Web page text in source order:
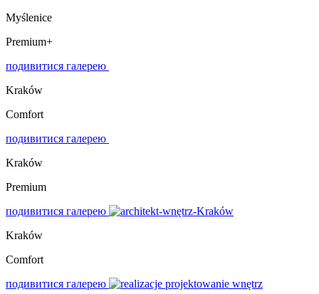
Myślenice
Premium+
подивитися галерею
Kraków
Comfort
подивитися галерею
Kraków
Premium
подивитися галерею
Kraków
Comfort
подивитися галерею